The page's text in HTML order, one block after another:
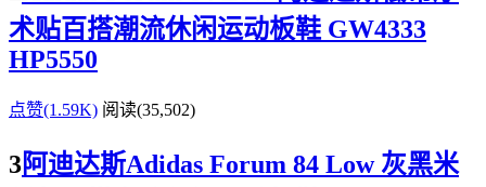
术贴百搭潮流休闲运动板鞋 GW4333
HP5550
点赞(1.59K) 阅读(35,502)
3阿迪达斯Adidas Forum 84 Low 灰黑米